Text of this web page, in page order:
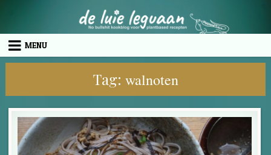
MENU
Tag: walnoten